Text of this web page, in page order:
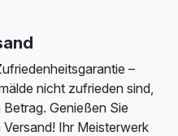
–
nicht zufrieden sind,
Genießen Sie
Ihr Meisterwerk